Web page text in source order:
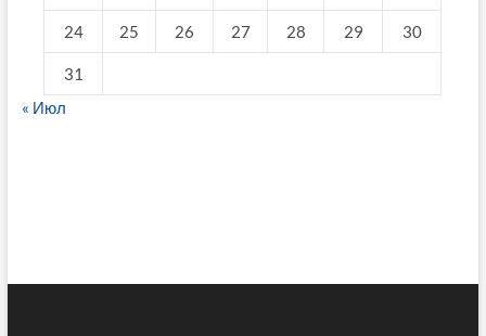
24 25 26 27 28 29 30
31
« Июл